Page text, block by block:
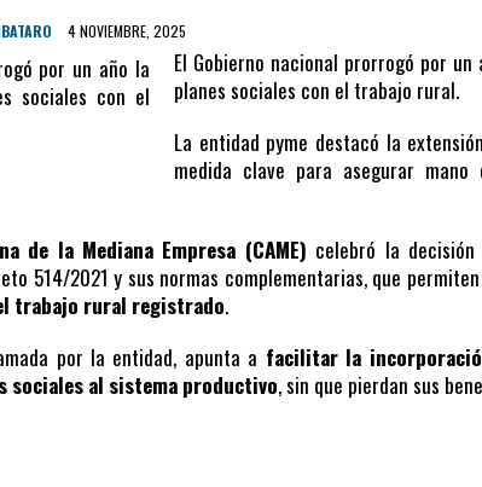
4 NOVIEMBRE, 2025
El Gobierno nacional prorrogó por
planes sociales con el trabajo rural.
La entidad pyme destacó la
medida clave para asegurar
de la Mediana Empresa (CAME) celebró la decisión
514/2021 y sus normas complementarias, que permiten
trabajo rural registrado.
por la entidad, apunta a facilitar la
sociales al sistema productivo, sin que pierdan sus